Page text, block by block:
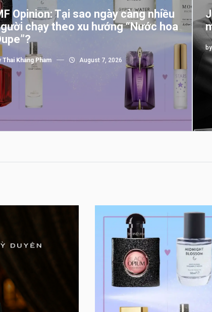
Opinion: Tại sao ngày càng nhiều
chạy theo xu hướng “Nước hoa
Thai Khang Pham August 7, 2026